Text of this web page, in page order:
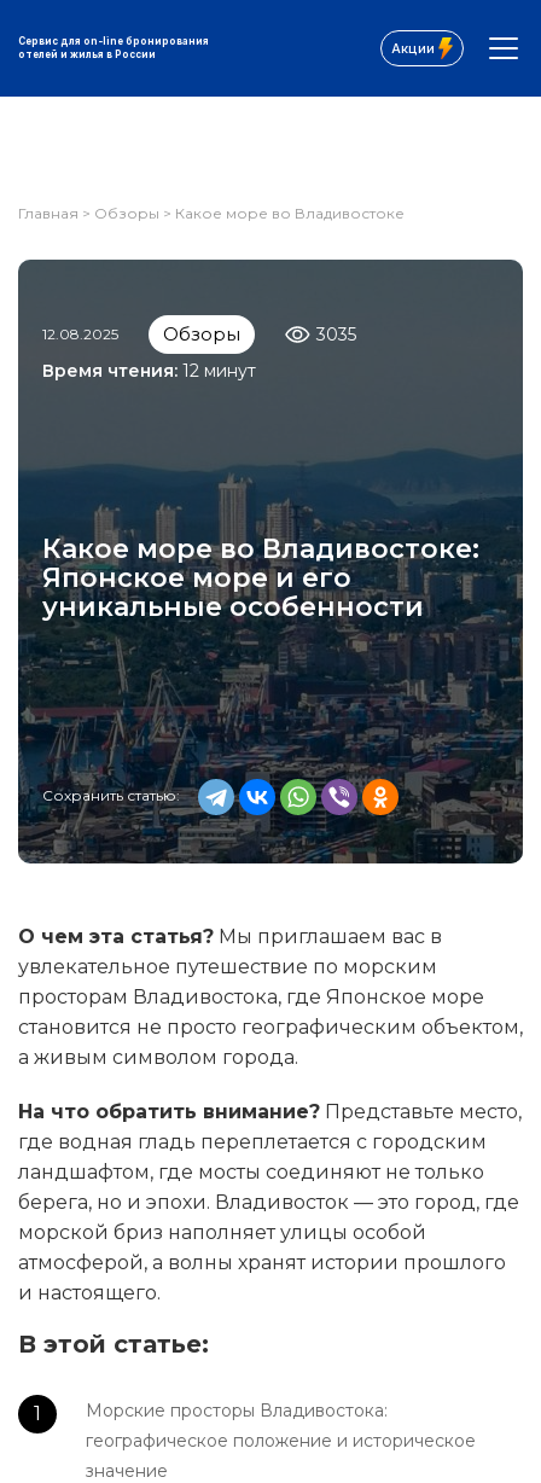
Сервис для on-line бронирования
отелей и жилья в России
Акции
Главная > Обзоры > Какое море во Владивостоке
12.08.2025 Обзоры
3035
Время чтения: 12 минут
Какое море во Владивостоке:
Японское море и его
уникальные особенности
Сохранить статью:
О чем эта статья? Мы приглашаем вас в
увлекательное путешествие по морским
просторам Владивостока, где Японское море
становится не просто географическим объектом,
а живым символом города.
На что обратить внимание? Представьте место,
где водная гладь переплетается с городским
ландшафтом, где мосты соединяют не только
берега, но и эпохи. Владивосток — это город, где
морской бриз наполняет улицы особой
атмосферой, а волны хранят истории прошлого
и настоящего.
В этой статье:
Морские просторы Владивостока:
географическое положение и историческое
значение